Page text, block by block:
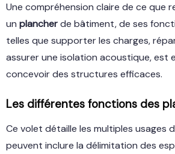
Une compréhension claire de ce que
un plancherde bâtiment, de ses
telles que supporter les charges,
assurer une isolation acoustique, est
concevoir des structures efficaces.
Les différentes fonctions des
Ce volet détaille les multiples usages
peuvent inclure la délimitation des